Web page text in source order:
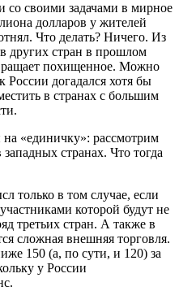
со своими задачами в мирное
долларов у жителей
Что делать? Ничего. Из
других стран в прошлом
похищенное. Можно
России догадался хотя бы
в странах с большим
«единичку»: рассмотрим
странах. Что тогда
только в том случае, если
которой будут не
третьих стран. А также в
сложная внешняя торговля.
150 (а, по сути, и 120) за
у России